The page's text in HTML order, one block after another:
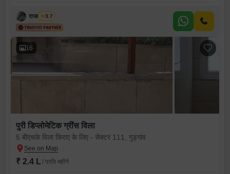
राजवीर सिंघ
3.7
16
पुरी डिप्लोमेटिक ग्रींस विला
5 बीएचके विला किराए के लिए - सेक्टर 111, गुड़गांव
₹ 2.4 L / प्रति महीने